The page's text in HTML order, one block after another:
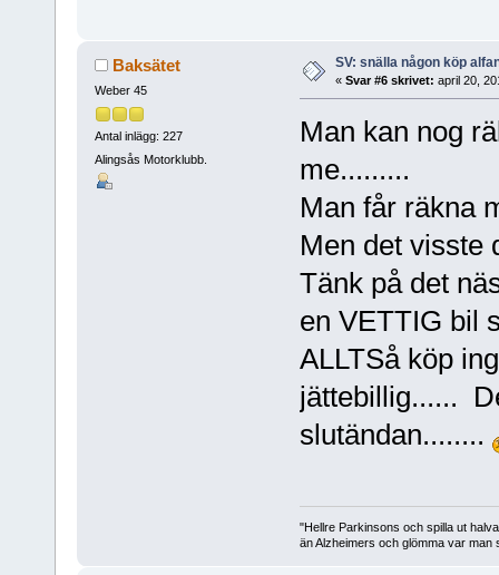
Baksätet
Weber 45
Antal inlägg: 227
Alingsås Motorklubb.
SV: snälla någon köp
« Svar #6 skrivet: april 20,
Man kan nog
me.........
Man får räkna
Men det visste
Tänk på det
en VETTIG bil
ALLTSå köp
jättebillig......
slutändan........
"Hellre Parkinsons och spilla ut
än Alzheimers och glömma var man